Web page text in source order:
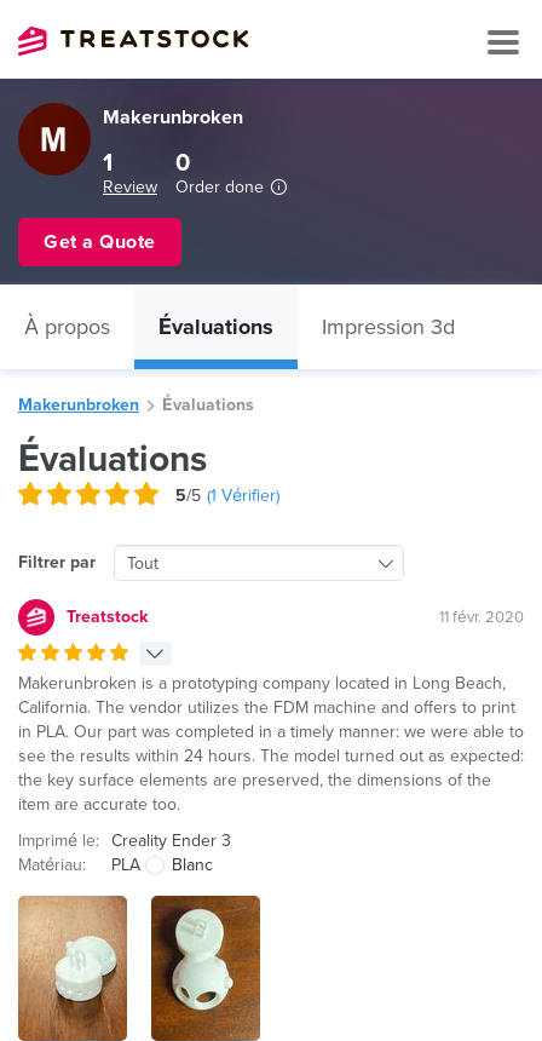
Makerunbroken
1
Review
0
Order done
Get a Quote
À propos Évaluations Impression 3d
Makerunbroken Évaluations
Évaluations
5/5 (1 Vérifier)
Filtrer par Tout
Treatstock 11 févr. 2020
Makerunbroken is a prototyping company located in Long Beach,
California. The vendor utilizes the FDM machine and offers to print
in PLA. Our part was completed in a timely manner: we were able to
see the results within 24 hours. The model turned out as expected:
the key surface elements are preserved, the dimensions of the
item are accurate too.
Imprimé le: Creality Ender 3
Matériau:
PLA Blanc